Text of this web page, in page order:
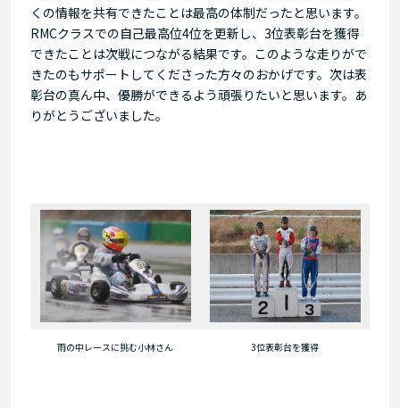
くの情報を共有できたことは最高の体制だったと思います。
RMCクラスでの自己最高位4位を更新し、3位表彰台を獲得
できたことは次戦につながる結果です。このような走りがで
きたのもサポートしてくださった方々のおかげです。次は表
彰台の真ん中、優勝ができるよう頑張りたいと思います。あ
りがとうございました。
雨の中レースに挑む小林さん 3位表彰台を獲得